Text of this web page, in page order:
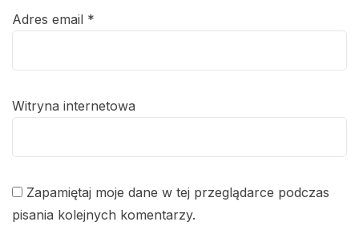
Adres email *
Witryna internetowa
Zapamiętaj moje dane w tej przeglądarce podczas
pisania kolejnych komentarzy.